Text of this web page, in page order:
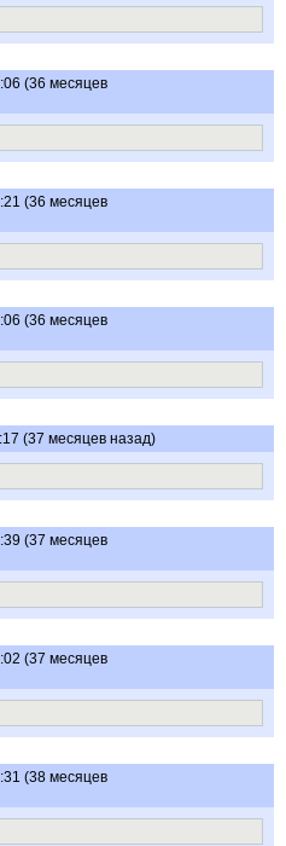
(36 месяцев
(36 месяцев
(36 месяцев
(37 месяцев назад)
(37 месяцев
(37 месяцев
(38 месяцев